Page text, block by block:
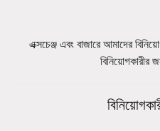
এক্সচেঞ্জ এবং বাজারে আমাদের
বিনিয়োগকারীর